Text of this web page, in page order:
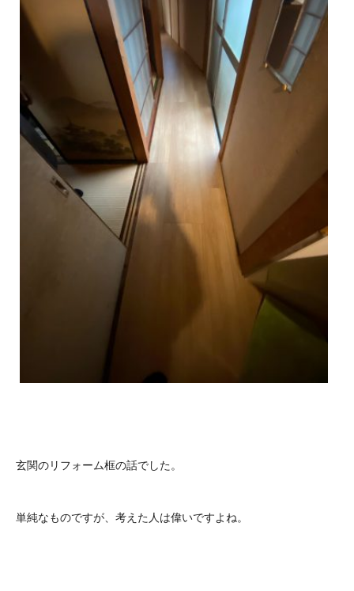
玄関のリフォーム框の話でした。
単純なものですが、考えた人は偉いですよね。